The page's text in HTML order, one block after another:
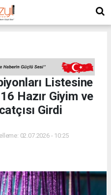
Listesine
Hazır Giyim ve
Girdi
02.07.2026 - 10:25